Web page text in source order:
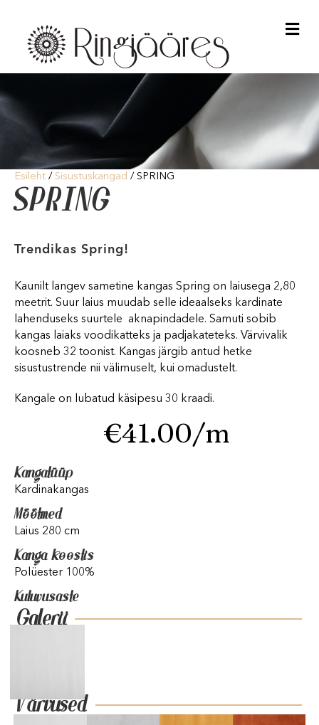
Esileht / Sisustuskangad / SPRING
SPRING
Trendikas Spring!
Kaunilt langev sametine kangas Spring on laiusega 2,80
meetrit. Suur laius muudab selle ideaalseks kardinate
lahenduseks suurtele aknapindadele. Samuti sobib
kangas laiaks voodikatteks ja padjakateteks. Värvivalik
koosneb 32 toonist. Kangas järgib antud hetke
sisustustrende nii välimuselt, kui omadustelt.
Kangale on lubatud käsipesu 30 kraadi.
€41.00/m
Kangatüüp
Kardinakangas
Mõõtmed
Laius 280 cm
Kanga koostis
Polüester 100%
Kuluvusaste
Galerii
Värvused